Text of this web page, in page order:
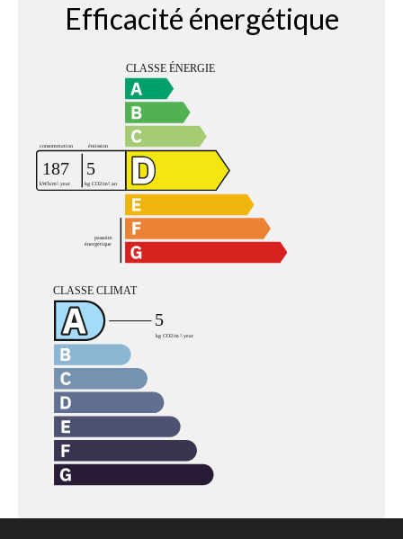
Efficacité énergétique